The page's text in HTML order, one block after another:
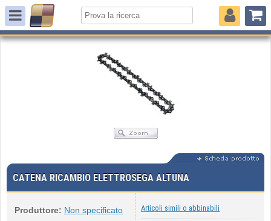
CATENA RICAMBIO ELETTROSEGA ALTUNA
Produttore: Non specificato
Articoli simili o abbinabili